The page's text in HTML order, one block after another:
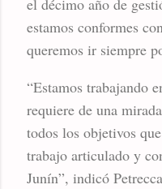
el décimo año de
estamos conformes
queremos ir siempre
“Estamos trabajando
requiere de una
todos los objetivos
trabajo articulado y
Junín”, indicó